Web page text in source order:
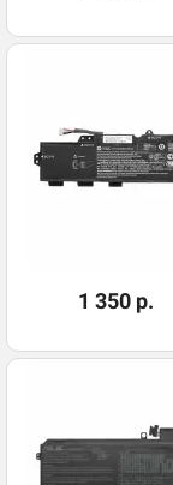
1 350 р.